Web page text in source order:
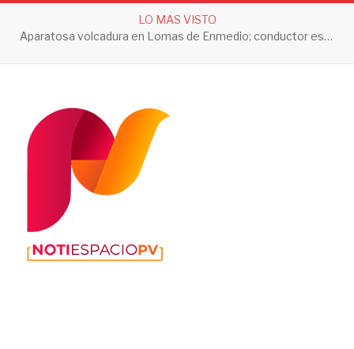
LO MAS VISTO
Aparatosa volcadura en Lomas de Enmedio; conductor es trasladado a prueba de alcoholemia